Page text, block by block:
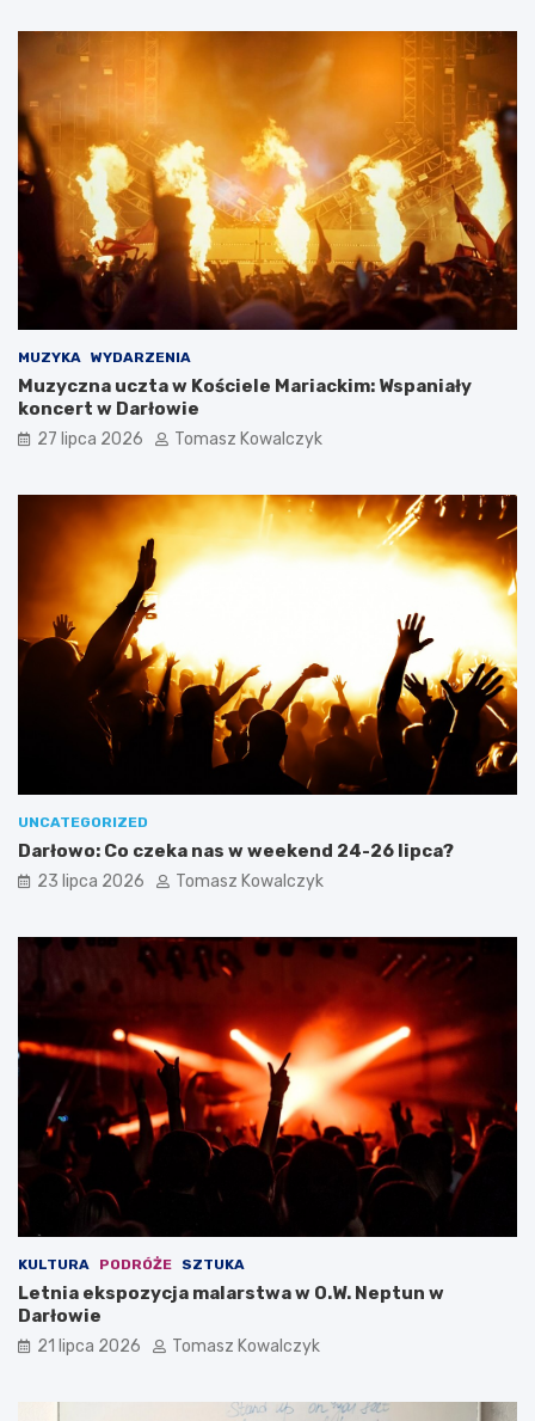
MUZYKA WYDARZENIA
Muzyczna uczta w Kościele Mariackim: Wspaniały
koncert w Darłowie
27 lipca 2026 Tomasz Kowalczyk
UNCATEGORIZED
Darłowo: Co czeka nas w weekend 24-26 lipca?
23 lipca 2026 Tomasz Kowalczyk
KULTURA PODRÓŻE SZTUKA
Letnia ekspozycja malarstwa w O.W. Neptun w
Darłowie
21 lipca 2026 Tomasz Kowalczyk